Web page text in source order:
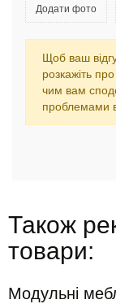
Додати фото
Щоб ваш
розкажіть
чим вам
проблемами
Також
товари:
Модульні